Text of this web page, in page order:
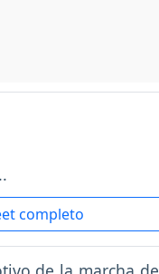
completo